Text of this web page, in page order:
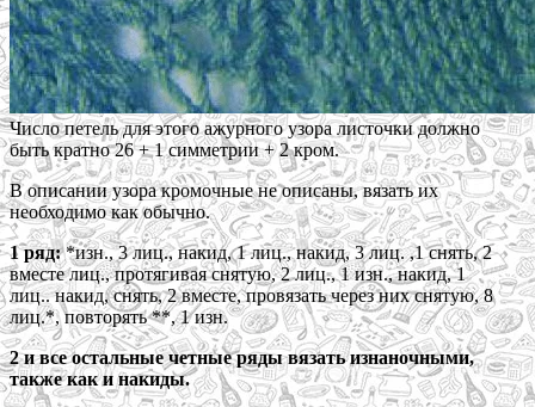
Число петель для этого ажурного узора листочки должно
быть кратно 26 + 1 симметрии + 2 кром.
В описании узора кромочные не описаны, вязать их
необходимо как обычно.
1 ряд:*изн., 3 лиц., накид, 1 лиц., накид, 3 лиц. ,1 снять, 2
вместе лиц., протягивая снятую, 2 лиц., 1 изн., накид, 1
лиц.. накид, снять, 2 вместе, провязать через них снятую, 8
лиц.*, повторять **, 1 изн.
2 и все остальные четные ряды вязать изнаночными,
также как и накиды.